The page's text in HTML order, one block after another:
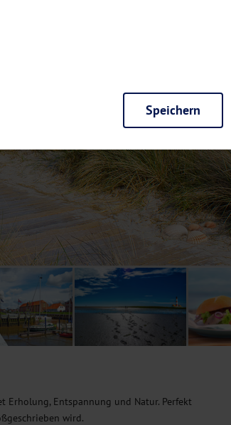
Erholung, Entspannung und Natur. Perfekt
wird.
notwendig und ermöglichen beispielsweise
Besuch unserer Seite schneller zur Verfügung zu
erfassen wir anonymisierte Daten für
und den Effekt bestimmter Seiten unseres
Google und Facebook. Durch diese Dienste
kommen. Weitere Hinweise zu der Verarbeitung
in den Cookie-Einstellungen
widerrufen.
Inhalte, passend zu Ihren Interessen anzuzeigen.
Speichern